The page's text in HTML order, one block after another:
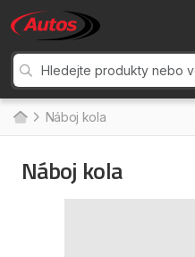
Náboj kola
Náboj kola